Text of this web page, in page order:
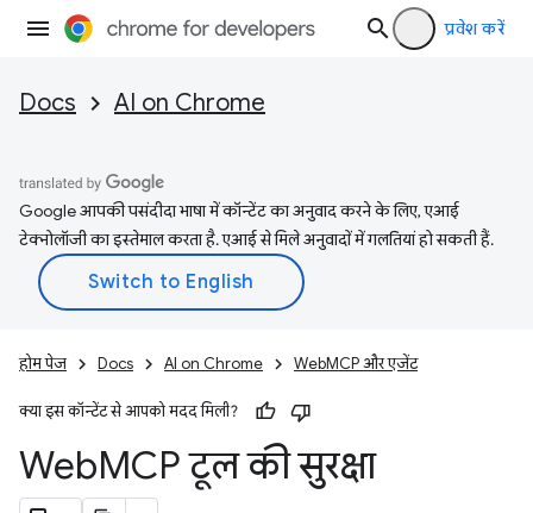
प्रवेश करें
Docs AI on Chrome
Google आपकी पसंदीदा भाषा में कॉन्टेंट का अनुवाद करने के लिए, एआई
टेक्नोलॉजी का इस्तेमाल करता है. एआई से मिले अनुवादों में गलतियां हो सकती हैं.
होम पेज Docs AI on Chrome WebMCP और एजेंट
क्या इस कॉन्टेंट से आपको मदद मिली?
WebMCP टूल की सुरक्षा